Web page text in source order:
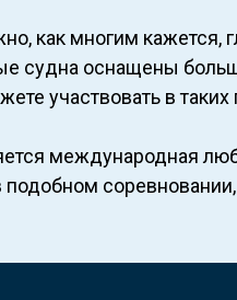
как многим
судна оснащены
участвовать в таких
международная